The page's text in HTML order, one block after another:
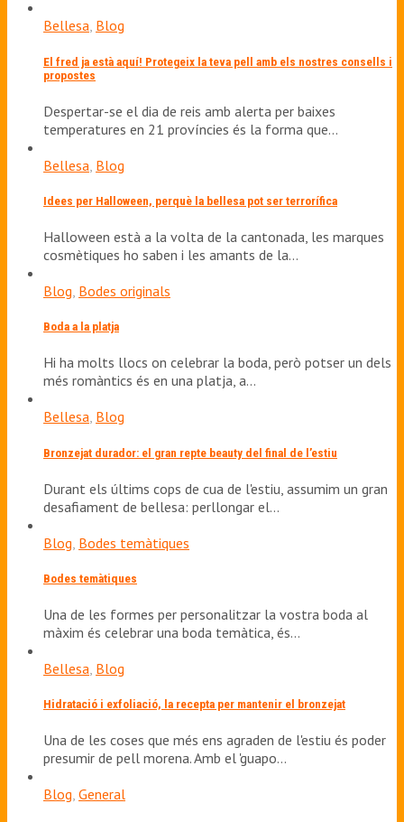
Bellesa, Blog
El fred ja està aquí! Protegeix la teva pell amb els nostres consells i
propostes
Despertar-se el dia de reis amb alerta per baixes
temperatures en 21 províncies és la forma que…
Bellesa Blog
Idees per Halloween, perquè la bellesa pot ser terrorífica
Halloween està a la volta de la cantonada, les marques
cosmètiques ho saben i les amants de la…
Blog, Bodes originals
Boda a la platja
Hi ha molts llocs on celebrar la boda, però potser un dels
més romàntics és en una platja, a…
Bellesa, Blog
Bronzejat durador: el gran repte beauty del final de l’estiu
Durant els últims cops de cua de l'estiu, assumim un gran
desafiament de bellesa: perllongar el…
Blog Bodes temàtiques
Bodes temàtiques
Una de les formes per personalitzar la vostra boda al
màxim és celebrar una boda temàtica, és…
Bellesa, Blog
Hidratació i exfoliació, la recepta per mantenir el bronzejat
Una de les coses que més ens agraden de l'estiu és poder
presumir de pell morena. Amb el 'guapo…
Blog, General